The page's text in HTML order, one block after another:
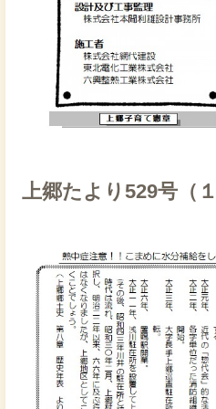
上郷たより529号（